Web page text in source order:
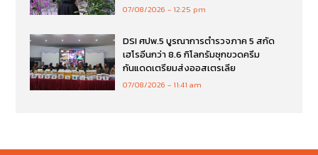
07/08/2026 12:25 pm
DSI ศปพ.5 บูรณาการตำรวจภาค 5 สกัด
เฮโรอีนกว่า 8.6 กิโลกรัมซุกขวดครีม
กันแดดเตรียมส่งออสเตรเลีย
07/08/2026 11:41 am